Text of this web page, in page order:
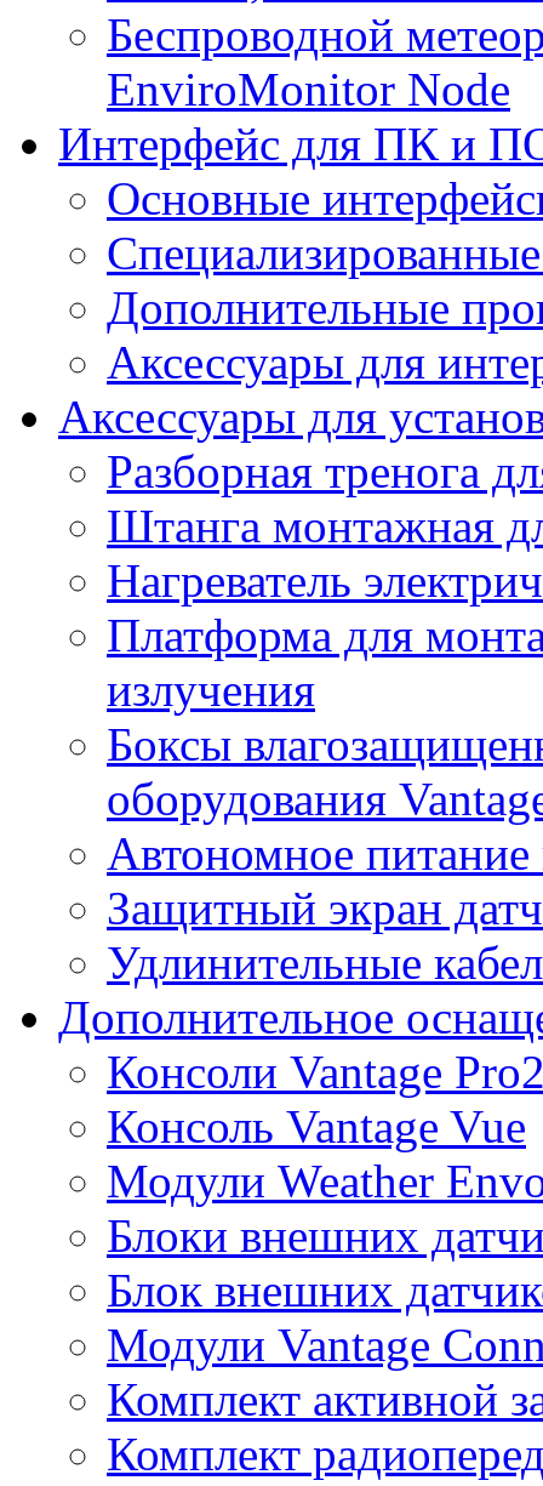
Беспроводной
EnviroMonitor Node
Интерфейс для ПК и
Основные
Дополнительные
Аксессуары для
Аксессуары для
Разборная тренога
Штанга монтажная
Нагреватель
Платформа для
излучения
Боксы
оборудования
Автономное питание
Защитный экран
Удлинительные
Дополнительное
Консоли Vantage
Консоль Vantage Vue
Модули Weather
Блоки внешних
Блок внешних
Модули Vantage
Комплект активной
Комплект